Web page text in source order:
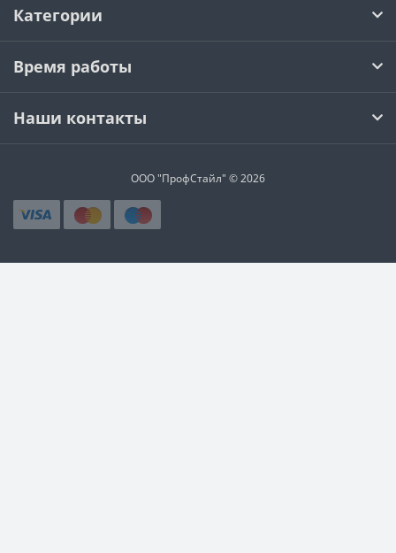
Категории
Время работы
Наши контакты
ООО "ПрофСтайл" © 2026